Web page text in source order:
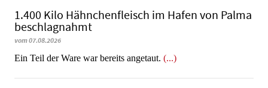
1.400 Kilo Hähnchenfleisch im Hafen von Palma
beschlagnahmt
vom 07.08.2026
​​​​​​​Ein Teil der Ware war bereits angetaut. (...)